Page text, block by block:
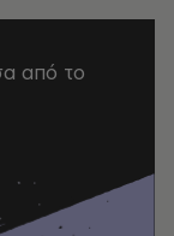
από το